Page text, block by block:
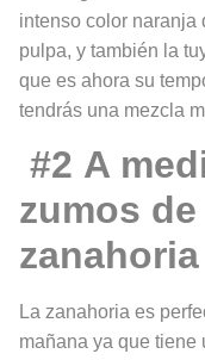
intenso color naranja
pulpa, y también la
que es ahora su
tendrás una mezcla
#2 A
zumos
zanahoria
La zanahoria es
mañana ya que tiene